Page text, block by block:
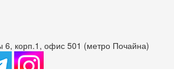
6, корп.1, офис 501 (метро Почайна)